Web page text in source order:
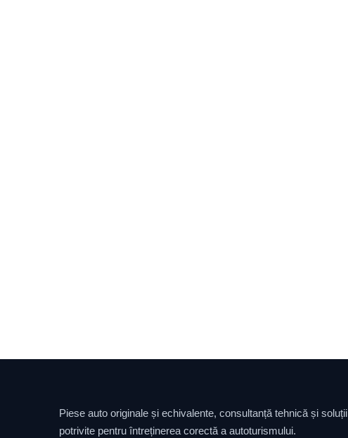
Piese auto originale și echivalente, consultanță tehnică și soluții
potrivite pentru întreținerea corectă a autoturismului.